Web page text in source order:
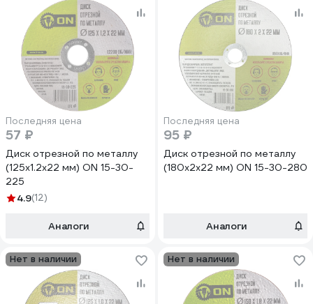
Последняя цена
57 ₽
Диск отрезной по металлу
(125х1.2х22 мм) ON 15-30-
225
4.9(12)
Аналоги
Последняя цена
95 ₽
Диск отрезной по металлу
(180х2х22 мм) ON 15-30-280
Аналоги
Нет в наличии Нет в наличии